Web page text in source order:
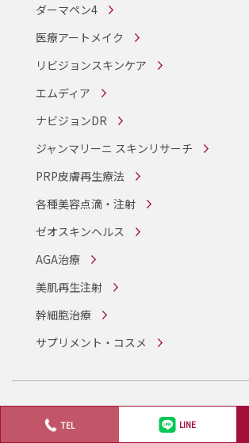
ダーマペン4
医療アートメイク
リビジョンスキンケア
エムディア
ナビジョンDR
ジャンマリーニ スキンリサーチ
PRP皮膚再生療法
各種美容点滴・注射
ゼオスキンヘルス
AGA治療
美肌再生注射
幹細胞治療
サプリメント・コスメ
機械からさがす
TEL LINE